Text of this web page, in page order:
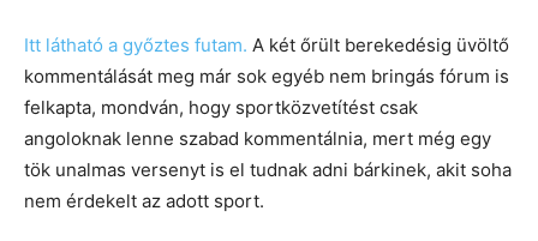
Itt látható a győztes futam. A két őrült berekedésig üvöltő
kommentálását meg már sok egyéb nem bringás fórum is
felkapta, mondván, hogy sportközvetítést csak
angoloknak lenne szabad kommentálnia, mert még egy
tök unalmas versenyt is el tudnak adni bárkinek, akit soha
nem érdekelt az adott sport.